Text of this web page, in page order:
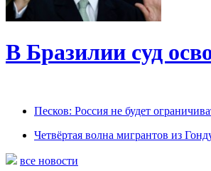
В Бразилии суд
Песков: Россия не будет
Четвёртая волна мигрантов из
все новости